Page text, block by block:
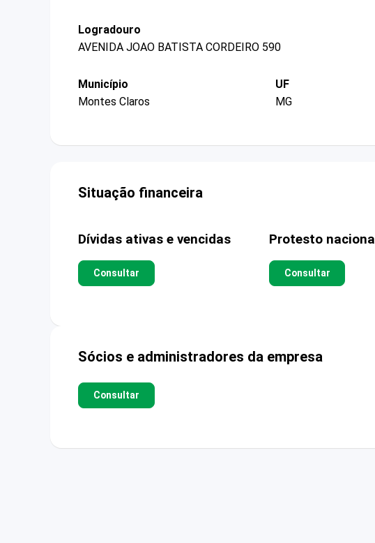
Logradouro
AVENIDA JOAO BATISTA CORDEIRO 590
Município
Montes Claros
UF
MG
Situação financeira
Dívidas ativas e vencidas
Consultar
Protesto nacional
Consultar
Sócios e administradores da empresa
Consultar